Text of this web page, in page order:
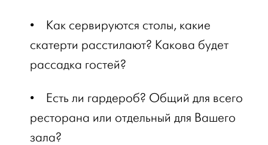
•
Как сервируются столы, какие
скатерти расстилают? Какова будет
рассадка гостей?
•
Есть ли гардероб? Общий для всего
ресторана или отдельный для Вашего
зала?